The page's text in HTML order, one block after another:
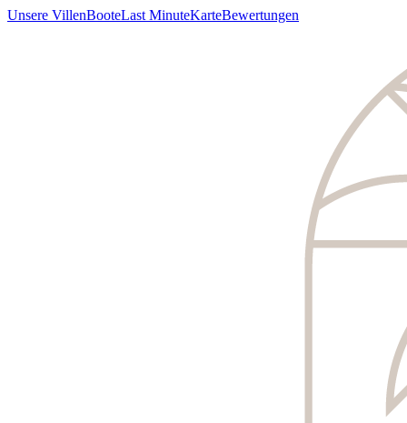
Unsere VillenBooteLast MinuteKarteBewertungen